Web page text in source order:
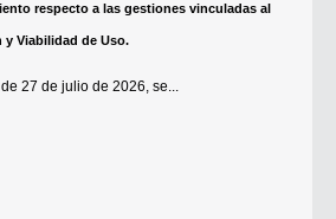
respecto a las gestiones vinculadas al
Viabilidad de Uso.
de 27 de julio de 2026, se...